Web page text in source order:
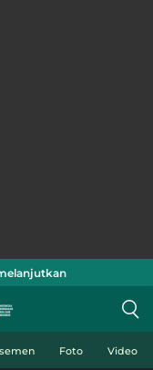
Foto Video